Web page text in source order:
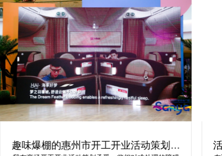
趣味爆棚的惠州市开工开业活动策划方